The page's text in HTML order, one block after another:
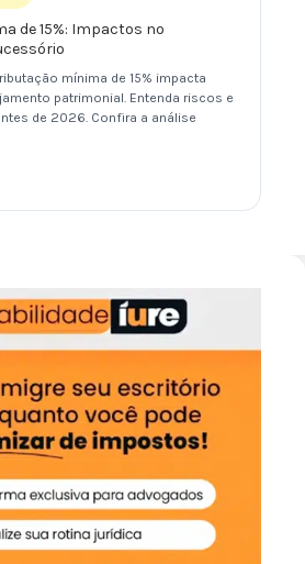
de 15%: Impactos no
mínima de 15% impacta
patrimonial. Entenda riscos e
de 2026. Confira a análise